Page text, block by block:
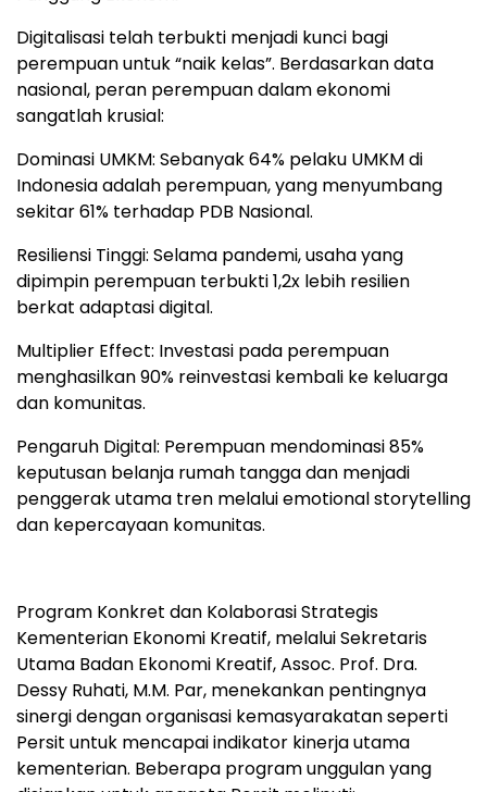
Digitalisasi telah terbukti menjadi kunci bagi
perempuan untuk “naik kelas”. Berdasarkan data
nasional, peran perempuan dalam ekonomi
sangatlah krusial:
Dominasi UMKM: Sebanyak 64% pelaku UMKM di
Indonesia adalah perempuan, yang menyumbang
sekitar 61% terhadap PDB Nasional.
Resiliensi Tinggi: Selama pandemi, usaha yang
dipimpin perempuan terbukti 1,2x lebih resilien
berkat adaptasi digital.
Multiplier Effect: Investasi pada perempuan
menghasilkan 90% reinvestasi kembali ke keluarga
dan komunitas.
Pengaruh Digital: Perempuan mendominasi 85%
keputusan belanja rumah tangga dan menjadi
penggerak utama tren melalui emotional storytelling
dan kepercayaan komunitas.
Program Konkret dan Kolaborasi Strategis
Kementerian Ekonomi Kreatif, melalui Sekretaris
Utama Badan Ekonomi Kreatif, Assoc. Prof. Dra.
Dessy Ruhati, M.M. Par, menekankan pentingnya
sinergi dengan organisasi kemasyarakatan seperti
Persit untuk mencapai indikator kinerja utama
kementerian. Beberapa program unggulan yang